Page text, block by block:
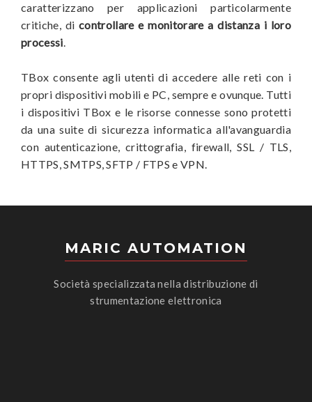
caratterizzano per applicazioni particolarmente
critiche, dicontrollare e monitorare a distanza i loro
processi.
TBox consente agli utenti di accedere alle reti con i
propri dispositivi mobili e PC, sempre e ovunque. Tutti
i dispositivi TBox e le risorse connesse sono protetti
da una suite di sicurezza informatica all'avanguardia
con autenticazione, crittografia, firewall, SSL / TLS,
HTTPS, SMTPS, SFTP / FTPS e VPN.
MARIC AUTOMATION
Società specializzata nella distribuzione di
strumentazione elettronica